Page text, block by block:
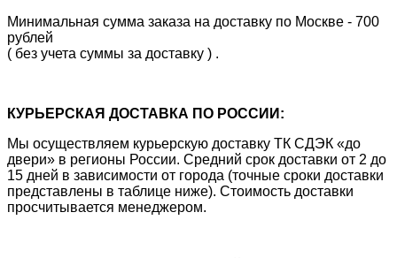
Минимальная сумма заказа на доставку по Москве - 700
рублей
( без учета суммы за доставку ) .
КУРЬЕРСКАЯ ДОСТАВКА ПО РОССИИ:
Мы осуществляем курьерскую доставку ТК СДЭК «до
двери» в регионы России. Средний срок доставки от 2 до
15 дней в зависимости от города (точные сроки доставки
представлены в таблице ниже). Стоимость доставки
просчитывается менеджером.